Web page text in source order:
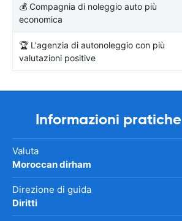
💰 Compagnia di noleggio auto più
economica
🏆 L'agenzia di autonoleggio con più
valutazioni positive
Informazioni pratiche
Valuta
Moroccan dirham
Direzione di guida
Diritti